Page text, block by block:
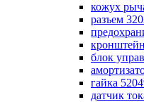
кожух
разъем
блок
гайка
датчик